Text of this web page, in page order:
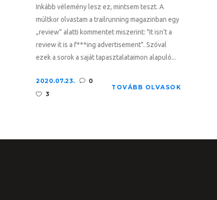
Inkább vélemény lesz ez, mintsem teszt. A
múltkor olvastam a trailrunning magazinban egy
„review” alatti kommentet miszerint: "It isn’t a
review it is a f***ing advertisement". Szóval
ezek a sorok a saját tapasztalataimon alapuló...
2020.07.23.
0
3
TOVÁBB OLVASOK